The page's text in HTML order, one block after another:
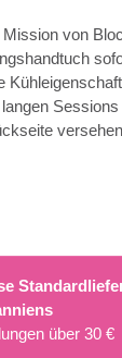
Mission von
über 30 €